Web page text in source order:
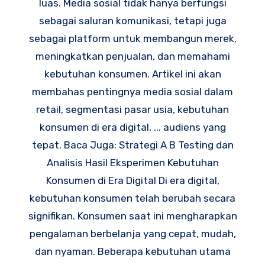
luas. Media sosial tidak hanya berfungsi
sebagai saluran komunikasi, tetapi juga
sebagai platform untuk membangun merek,
meningkatkan penjualan, dan memahami
kebutuhan konsumen. Artikel ini akan
membahas pentingnya media sosial dalam
retail, segmentasi pasar usia, kebutuhan
konsumen di era digital, ... audiens yang
tepat. Baca Juga: Strategi A B Testing dan
Analisis Hasil Eksperimen Kebutuhan
Konsumen di Era Digital Di era digital,
kebutuhan konsumen telah berubah secara
signifikan. Konsumen saat ini mengharapkan
pengalaman berbelanja yang cepat, mudah,
dan nyaman. Beberapa kebutuhan utama